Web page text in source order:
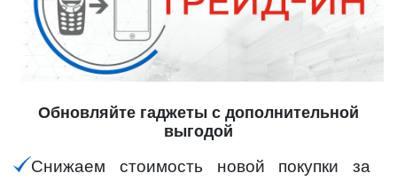
Обновляйте гаджеты с дополнительной
выгодой
Снижаем стоимость новой покупки за